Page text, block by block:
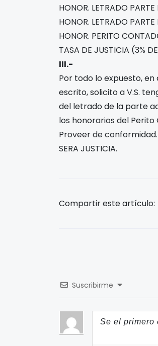
HONOR. LETRADO
HONOR. LETRADO
HONOR. PERITO
TASA DE JUSTICIA (3%
III.-
Por todo lo expuesto,
escrito, solicito a V.S.
del letrado de la parte
los honorarios del Perito
Proveer de conformidad.
SERA JUSTICIA.
Compartir este artículo:
Suscribirme